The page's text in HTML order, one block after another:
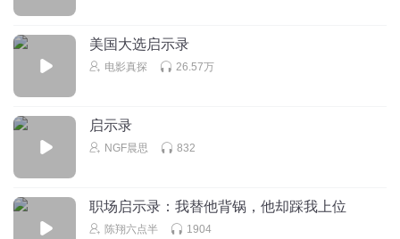
美国大选启示录
电影真探 26.57万
启示录
NGF晨思 832
职场启示录：我替他背锅，他却踩我上位
陈翔六点半 1904